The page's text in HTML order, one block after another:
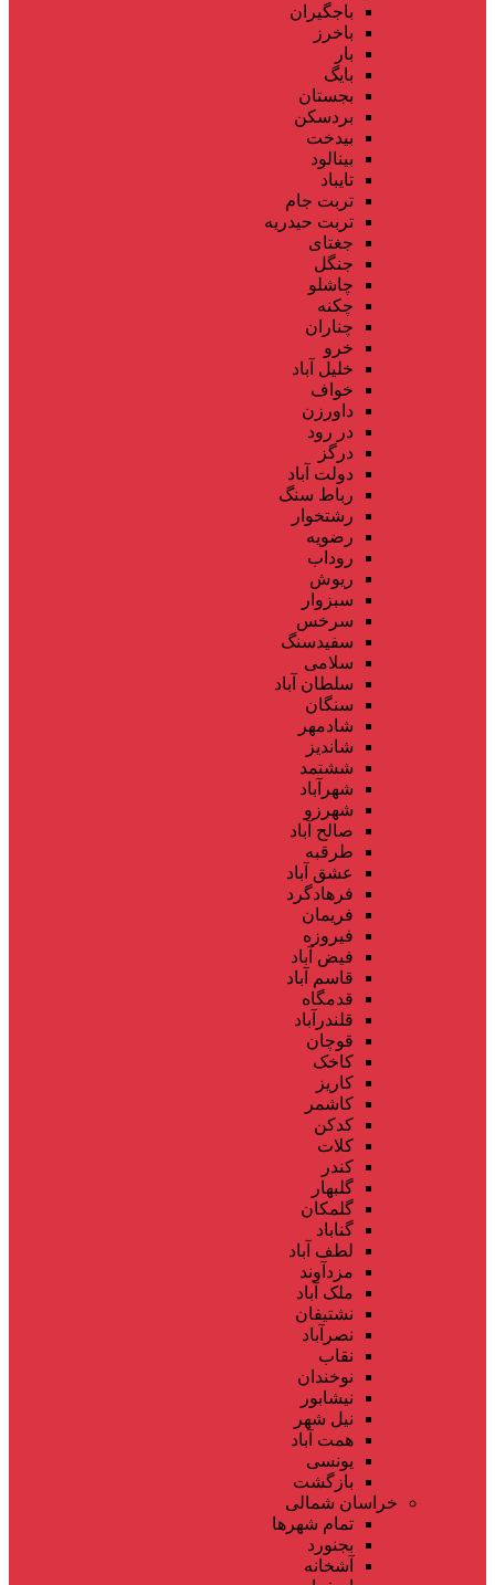
باجگیران
باخرز
بار
بایگ
بجستان
بردسکن
بیدخت
بینالود
تایباد
تربت جام
تربت حیدریه
جغتای
جنگل
چاشلو
چکنه
چناران
خرو
خلیل آباد
خواف
داورزن
در رود
درگز
دولت آباد
رباط سنگ
رشتخوار
رضویه
روداب
ریوش
سبزوار
سرخس
سفیدسنگ
سلامی
سلطان آباد
سنگان
شادمهر
شاندیز
ششتمد
شهرآباد
شهرزو
صالح آباد
طرقبه
عشق آباد
فرهادگرد
فریمان
فیروزه
فیض آباد
قاسم آباد
قدمگاه
قلندرآباد
قوچان
کاخک
کاریز
کاشمر
کدکن
کلات
کندر
گلبهار
گلمکان
گناباد
لطف آباد
مزدآوند
ملک آباد
نشتیفان
نصرآباد
نقاب
نوخندان
نیشابور
نیل شهر
همت آباد
یونسی
بازگشت
خراسان شمالی
تمام شهر‌ها
بجنورد
آشخانه